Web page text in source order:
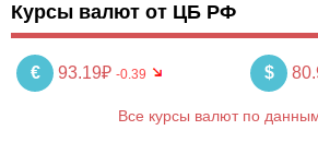
Курсы валют от ЦБ РФ
€ 93.19₽ -0.39 $
Все курсы валют по